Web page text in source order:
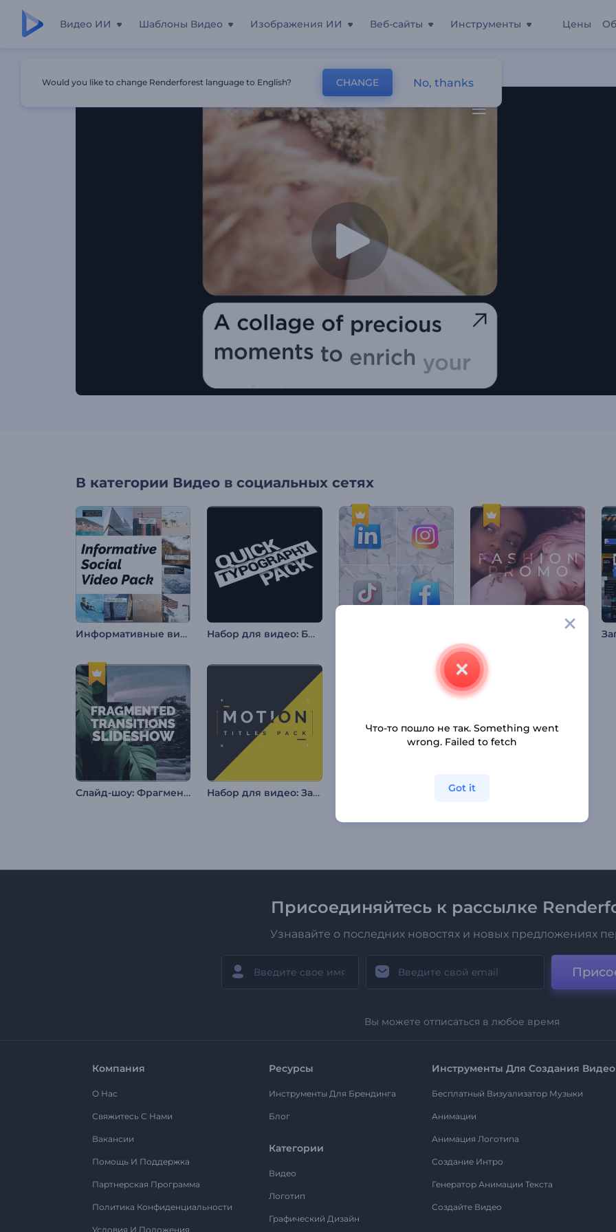
Видео ИИ Шаблоны Видео Изображения ИИ Веб-сайты Инструменты Цены
Заставкака "Современные Коллажи"
В категории Видео в социальных сетях
Информативные видео для соцсетей Набор для видео: Быстрая типографика
Слайд-шоу: Фрагментарные переходы Набор для видео: Заголовки в движении Динамичная корпоративная презентация
Присоединяйтесь к рассылке
Узнавайте о последних новостях и новых предложениях
Вы можете отписаться в любое время
Компания
О Нас
Свяжитесь С Нами
Вакансии
Помощь И Поддержка
Партнерская Программа
Политика Конфиденциальности
Условия И Положения
Ресурсы
Инструменты Для Брендинга
Блог
Категории
Видео
Логотип
Графический Дизайн
Инструменты Для Создания Видео
Бесплатный Визуализатор Музыки
Анимации
Анимация Логотипа
Создание Интро
Генератор Анимации Текста
Создайте Видео
Would you like to change Renderforest language to English? CHANGE No, thanks
Что-то пошло не так. Something went
wrong. Failed to fetch
Got it